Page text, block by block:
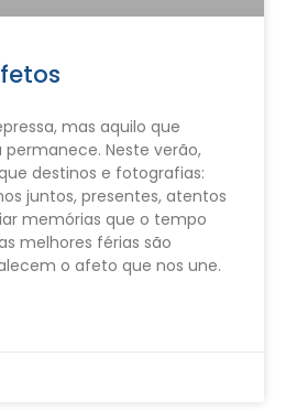
mas aquilo que
Neste verão,
destinos e fotografias:
juntos, presentes, atentos
memórias que o tempo
melhores férias são
o afeto que nos une.